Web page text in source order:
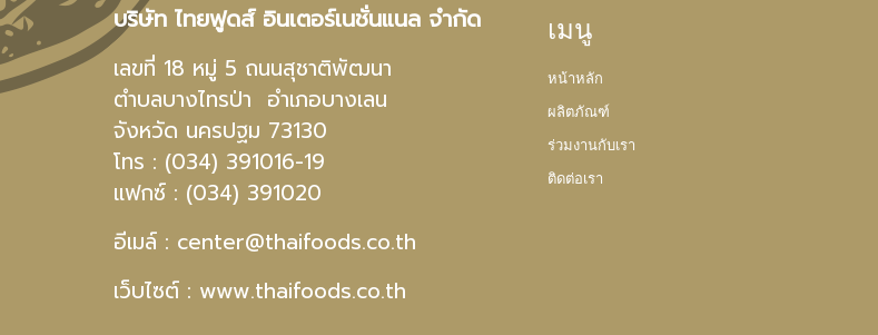
บริษัท ไทยฟูดส์ อินเตอร์เนชั่นแนล จำกัด
เลขที่ 18 หมู่ 5 ถนนสุชาติพัฒนา
ตำบลบางไทรป่า อำเภอบางเลน
จังหวัด นครปฐม 73130
โทร : (034) 391016-19
แฟกซ์ : (034) 391020
อีเมล์ : center@thaifoods.co.th
เว็บไซต์ : www.thaifoods.co.th
เมนู
หน้าหลัก
ผลิตภัณฑ์
ร่วมงานกับเรา
ติดต่อเรา